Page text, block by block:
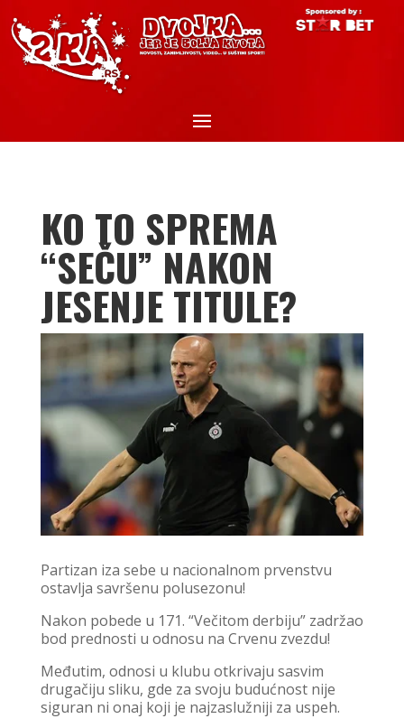
KO TO SPREMA
“SEČU” NAKON
JESENJE TITULE?
Partizan iza sebe u nacionalnom prvenstvu
ostavlja savršenu polusezonu!
Nakon pobede u 171. “Večitom derbiju” zadržao
bod prednosti u odnosu na Crvenu zvezdu!
Međutim, odnosi u klubu otkrivaju sasvim
drugačiju sliku, gde za svoju budućnost nije
siguran ni onaj koji je najzaslužniji za uspeh.